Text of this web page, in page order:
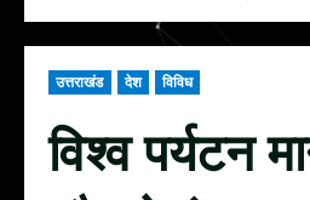
उत्तराखंड देश विविध
विश्व पर्यटन